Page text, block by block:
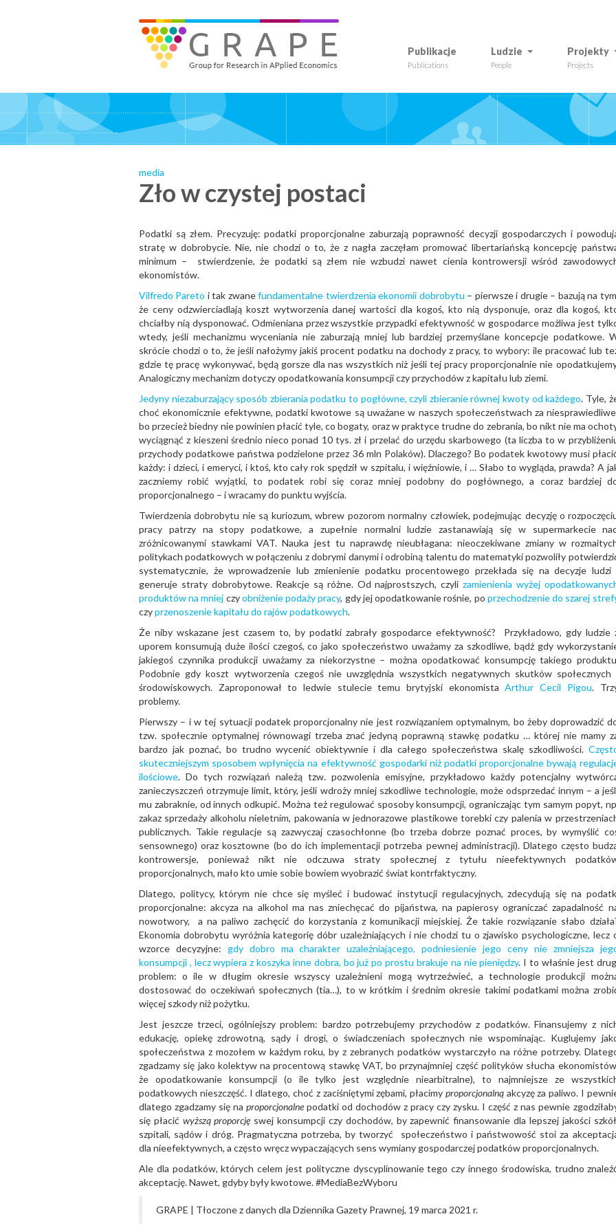
GRAPE - Group for Research in APplied Economics
Publikacje
Publications
Ludzie
People
Projekty
Projects
media
Zło w czystej postaci
Podatki są złem. Precyzuję: podatki proporcjonalne zaburzają poprawność decyzji gospodarczych i
stratę w dobrobycie. Nie, nie chodzi o to, że z nagła zaczęłam promować libertariańską koncepcję
minimum – stwierdzenie, że podatki są złem nie wzbudzi nawet cienia kontrowersji wśród
ekonomistów.
Vilfredo Pareto i tak zwanefundamentalne twierdzenia ekonomii dobrobytu – pierwsze i drugie – bazują na
że ceny odzwierciadlają koszt wytworzenia danej wartości dla kogoś, kto nią dysponuje, oraz dla kogoś,
chciałby nią dysponować. Odmieniana przez wszystkie przypadki efektywność w gospodarce możliwa jest
wtedy, jeśli mechanizmu wyceniania nie zaburzają mniej lub bardziej przemyślane koncepcje podatkowe.
skrócie chodzi o to, że jeśli nałożymy jakiś procent podatku na dochody z pracy, to wybory: ile pracować lub
gdzie tę pracę wykonywać, będą gorsze dla nas wszystkich niż jeśli tej pracy proporcjonalnie nie
Analogiczny mechanizm dotyczy opodatkowania konsumpcji czy przychodów z kapitału lub ziemi.
Jedyny niezaburzający sposób zbierania podatku to pogłówne, czyli zbieranie równej kwoty od każdego. Tyle,
choć ekonomicznie efektywne, podatki kwotowe są uważane w naszych społeczeństwach za
bo przecież biedny nie powinien płacić tyle, co bogaty, oraz w praktyce trudne do zebrania, bo nikt nie ma
wyciągnąć z kieszeni średnio nieco ponad 10 tys. zł i przelać do urzędu skarbowego (ta liczba to w
przychody podatkowe państwa podzielone przez 36 mln Polaków). Dlaczego? Bo podatek kwotowy musi
każdy: i dzieci, i emeryci, i ktoś, kto cały rok spędził w szpitalu, i więźniowie, i … Słabo to wygląda, prawda? A
zaczniemy robić wyjątki, to podatek robi się coraz mniej podobny do pogłównego, a coraz bardziej
proporcjonalnego – i wracamy do punktu wyjścia.
Twierdzenia dobrobytu nie są kuriozum, wbrew pozorom normalny człowiek, podejmując decyzję o
pracy patrzy na stopy podatkowe, a zupełnie normalni ludzie zastanawiają się w supermarkecie
zróżnicowanymi stawkami VAT. Nauka jest tu naprawdę nieubłagana: nieoczekiwane zmiany w
politykach podatkowych w połączeniu z dobrymi danymi i odrobiną talentu do matematyki pozwoliły
systematycznie, że wprowadzenie lub zmienienie podatku procentowego przekłada się na decyzje ludzi
generuje straty dobrobytowe. Reakcje są różne. Od najprostszych, czyli zamienienia wyżej
produktów na mniej czyobniżenie podaży pracy, gdy jej opodatkowanie rośnie, po przechodzenie do szarej
czyprzenoszenie kapitału do rajów podatkowych.
Że niby wskazane jest czasem to, by podatki zabrały gospodarce efektywność? Przykładowo, gdy ludzie
uporem konsumują duże ilości czegoś, co jako społeczeństwo uważamy za szkodliwe, bądź gdy
jakiegoś czynnika produkcji uważamy za niekorzystne – można opodatkować konsumpcję takiego
Podobnie gdy koszt wytworzenia czegoś nie uwzględnia wszystkich negatywnych skutków społecznych
środowiskowych. Zaproponował to ledwie stulecie temu brytyjski ekonomistaArthur Cecil Pigou.
problemy.
Pierwszy – i w tej sytuacji podatek proporcjonalny nie jest rozwiązaniem optymalnym, bo żeby doprowadzić
tzw. społecznie optymalnej równowagi trzeba znać jedyną poprawną stawkę podatku … której nie mamy
bardzo jak poznać, bo trudno wycenić obiektywnie i dla całego społeczeństwa skalę szkodliwości.
skuteczniejszym sposobem wpłynięcia na efektywność gospodarki niż podatki proporcjonalne bywają
ilościowe. Do tych rozwiązań należą tzw. pozwolenia emisyjne, przykładowo każdy potencjalny
zanieczyszczeń otrzymuje limit, który, jeśli wdroży mniej szkodliwe technologie, może odsprzedać innym – a
mu zabraknie, od innych odkupić. Można też regulować sposoby konsumpcji, ograniczając tym samym popyt,
zakaz sprzedaży alkoholu nieletnim, pakowania w jednorazowe plastikowe torebki czy palenia w
publicznych. Takie regulacje są zazwyczaj czasochłonne (bo trzeba dobrze poznać proces, by wymyślić
sensownego) oraz kosztowne (bo do ich implementacji potrzeba pewnej administracji). Dlatego często
kontrowersje, ponieważ nikt nie odczuwa straty społecznej z tytułu nieefektywnych
proporcjonalnych, mało kto umie sobie bowiem wyobrazić świat kontrfaktyczny.
Dlatego, politycy, którym nie chce się myśleć i budować instytucji regulacyjnych, zdecydują się na
proporcjonalne: akcyza na alkohol ma nas zniechęcać do pijaństwa, na papierosy ograniczać zapadalność
nowotwory, a na paliwo zachęcić do korzystania z komunikacji miejskiej. Że takie rozwiązanie słabo
Ekonomia dobrobytu wyróżnia kategorię dóbr uzależniających i nie chodzi tu o zjawisko psychologiczne, lecz
wzorce decyzyjne: gdy dobro ma charakter uzależniającego, podniesienie jego ceny nie zmniejsza
konsumpcji , lecz wypiera z koszyka inne dobra, bo już po prostu brakuje na nie pieniędzy. I to właśnie jest
problem: o ile w długim okresie wszyscy uzależnieni mogą wytrzeźwieć, a technologie produkcji
dostosować do oczekiwań społecznych (tia…), to w krótkim i średnim okresie takimi podatkami można
więcej szkody niż pożytku.
Jest jeszcze trzeci, ogólniejszy problem: bardzo potrzebujemy przychodów z podatków. Finansujemy z
edukację, opiekę zdrowotną, sądy i drogi, o świadczeniach społecznych nie wspominając. Kuglujemy
społeczeństwa z mozołem w każdym roku, by z zebranych podatków wystarczyło na różne potrzeby.
zgadzamy się jako kolektyw na procentową stawkę VAT, bo przynajmniej część polityków słucha
że opodatkowanie konsumpcji (o ile tylko jest względnie niearbitralne), to najmniejsze ze
podatkowych nieszczęść. I dlatego, choć z zaciśniętymi zębami, płacimy proporcjonalną akcyzę za paliwo. I
dlatego zgadzamy się naproporcjonalnepodatki od dochodów z pracy czy zysku. I część z nas pewnie
się płacić wyższą proporcję swej konsumpcji czy dochodów, by zapewnić finansowanie dla lepszej jakości
szpitali, sądów i dróg. Pragmatyczna potrzeba, by tworzyć społeczeństwo i państwowość stoi za
dla nieefektywnych, a często wręcz wypaczających sens wymiany gospodarczej podatków proporcjonalnych.
Ale dla podatków, których celem jest polityczne dyscyplinowanie tego czy innego środowiska, trudno
akceptację. Nawet, gdyby były kwotowe. #MediaBezWyboru
GRAPE | Tłoczone z danych dla Dziennika Gazety Prawnej, 19 marca 2021 r.